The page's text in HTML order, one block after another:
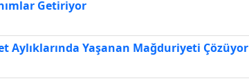
Getiriyor
Aylıklarında Yaşanan Mağduriyeti Çözüyor